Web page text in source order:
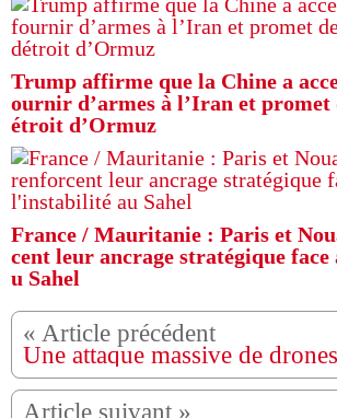
Trump affirme que la Chine a
ournir d’armes à l’Iran et
étroit d’Ormuz
France / Mauritanie : Paris et
cent leur ancrage stratégique
u Sahel